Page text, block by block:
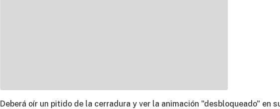
Deberá oír un pitido de la cerradura y ver la animación "desbloqueado" en